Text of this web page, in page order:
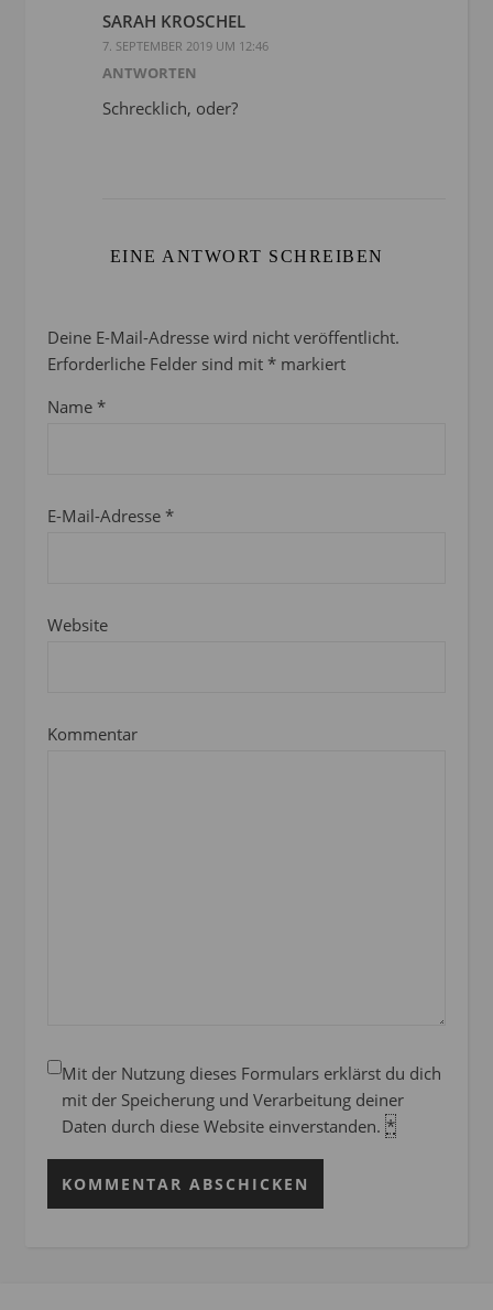
SARAH KROSCHEL
7. SEPTEMBER 2019 UM 12:46
ANTWORTEN
Schrecklich, oder?
EINE ANTWORT SCHREIBEN
Deine E-Mail-Adresse wird nicht veröffentlicht.
Erforderliche Felder sind mit * markiert
Name *
E-Mail-Adresse *
Website
Kommentar
Mit der Nutzung dieses Formulars erklärst du dich
mit der Speicherung und Verarbeitung deiner
Daten durch diese Website einverstanden. *